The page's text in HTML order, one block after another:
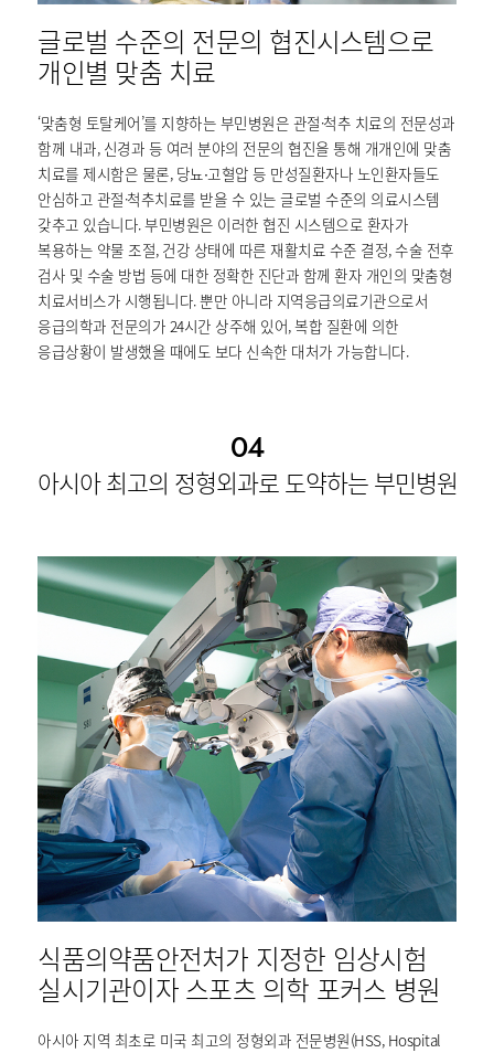
글로벌 수준의 전문의 협진시스템으로
개인별 맞춤 치료
‘맞춤형 토탈케어’를 지향하는 부민병원은 관절·척추 치료의 전문성과
함께 내과, 신경과 등 여러 분야의 전문의 협진을 통해 개개인에 맞춤
치료를 제시함은 물론, 당뇨∙고혈압 등 만성질환자나 노인환자들도
안심하고 관절·척추치료를 받을 수 있는 글로벌 수준의 의료시스템
갖추고 있습니다. 부민병원은 이러한 협진 시스템으로 환자가
복용하는 약물 조절, 건강 상태에 따른 재활치료 수준 결정, 수술 전후
검사 및 수술 방법 등에 대한 정확한 진단과 함께 환자 개인의 맞춤형
치료서비스가 시행됩니다. 뿐만 아니라 지역응급의료기관으로서
응급의학과 전문의가 24시간 상주해 있어, 복합 질환에 의한
응급상황이 발생했을 때에도 보다 신속한 대처가 가능합니다.
04
아시아 최고의 정형외과로 도약하는 부민병원
식품의약품안전처가 지정한 임상시험
실시기관이자 스포츠 의학 포커스 병원
아시아 지역 최초로 미국 최고의 정형외과 전문병원(HSS, Hospital